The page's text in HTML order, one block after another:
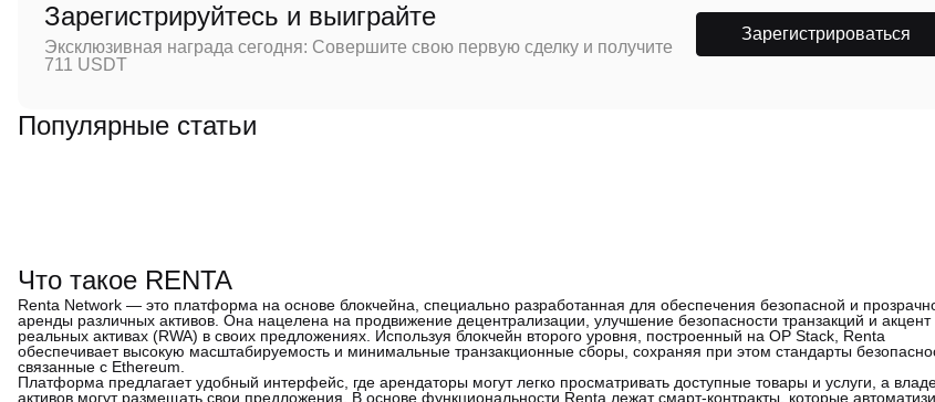
Зарегистрируйтесь и выиграйте
Эксклюзивная награда сегодня: Совершите свою первую сделку и получите
711 USDT
Зарегистрироваться
Популярные статьи
Что такое RENTA
Renta Network — это платформа на основе блокчейна, специально разработанная для обеспечения безопасной и
аренды различных активов. Она нацелена на продвижение децентрализации, улучшение безопасности транзакций и акцент
реальных активах (RWA) в своих предложениях. Используя блокчейн второго уровня, построенный на OP Stack, Renta
обеспечивает высокую масштабируемость и минимальные транзакционные сборы, сохраняя при этом стандарты
связанные с Ethereum.
Платформа предлагает удобный интерфейс, где арендаторы могут легко просматривать доступные товары и услуги, а
активов могут размещать свои предложения. В основе функциональности Renta лежат смарт-контракты, которые